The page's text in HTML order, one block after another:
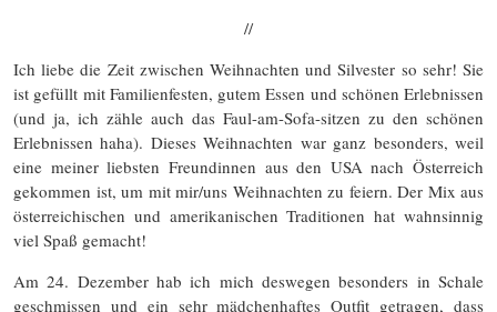
//
Ich liebe die Zeit zwischen Weihnachten und Silvester so sehr! Sie
ist gefüllt mit Familienfesten, gutem Essen und schönen Erlebnissen
(und ja, ich zähle auch das Faul-am-Sofa-sitzen zu den schönen
Erlebnissen haha). Dieses Weihnachten war ganz besonders, weil
eine meiner liebsten Freundinnen aus den USA nach Österreich
gekommen ist, um mit mir/uns Weihnachten zu feiern. Der Mix aus
österreichischen und amerikanischen Traditionen hat wahnsinnig
viel Spaß gemacht!
Am 24. Dezember hab ich mich deswegen besonders in Schale
geschmissen und ein sehr mädchenhaftes Outfit getragen, dass